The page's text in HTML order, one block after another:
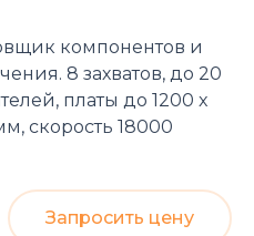
компонентов и
8 захватов, до 20
платы до 1200 x
скорость 18000
Запросить цену